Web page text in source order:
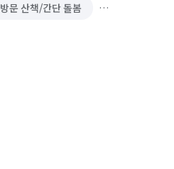
방문 산책/간단 돌봄